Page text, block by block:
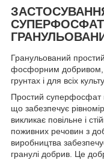
Гранульований
фосфорним добривом,
грунтах і для всіх
Простий суперфосфат
що забезпечує
викликає повільне і
поживних речовин з
виробництва
гранулі добрив. Це